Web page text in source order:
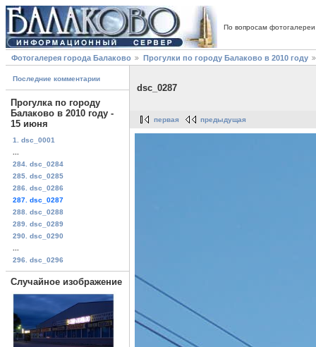
По вопросам
Фотогалерея города Балаково Прогулки по городу Балаково в 2010 году
Последние комментарии
Прогулка по городу
Балаково в 2010 году -
15 июня
1. dsc_0001
284. dsc_0284
285. dsc_0285
286. dsc_0286
287. dsc_0287
288. dsc_0288
289. dsc_0289
290. dsc_0290
296. dsc_0296
Случайное изображение
dsc_0287
первая предыдущая